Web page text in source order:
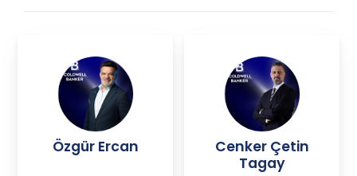
Özgür Ercan
Cenker Çetin
Tagay